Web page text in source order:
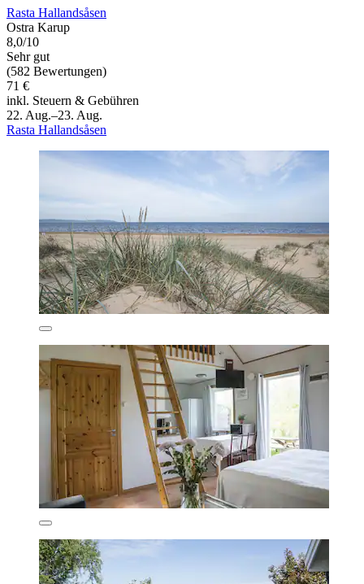
Rasta Hallandsåsen
Ostra Karup
8,0/10
Sehr gut
(582 Bewertungen)
71 €
inkl. Steuern & Gebühren
22. Aug.–23. Aug.
Rasta Hallandsåsen